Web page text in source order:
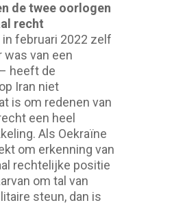
de twee oorlogen
recht
in februari 2022 zelf
van een
heeft de
Iran niet
is om redenen van
een heel
Als Oekraïne
om erkenning van
rechtelijke positie
om tal van
steun, dan is